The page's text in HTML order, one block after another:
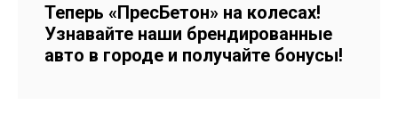
Теперь «ПресБетон» на колесах!
Узнавайте наши брендированные
авто в городе и получайте бонусы!